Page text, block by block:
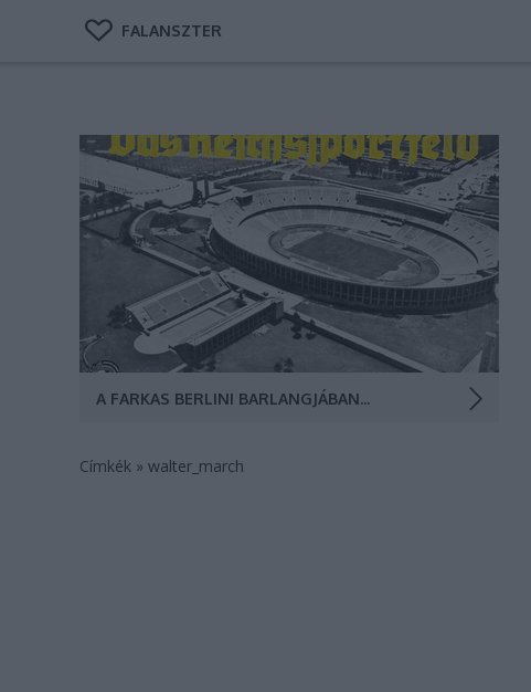
FALANSZTER
A 2012-es londoni Nyári Olimpiai Játékok kapcsán egy
apró sorozatban idézzük fel a diktatúrák (Harmadik
Birodalom, Szovjetunió stb.) által rendezett
sportjátékokat. Az első állomásunk az 1936-os
berlini. Az 1936-os berlini Olimpiai Stadion (Grafika:
Falanszter.blog.hu)
A FARKAS BERLINI BARLANGJÁBAN: A NÁCI OLIMPIA-KOLOSSZUS
Címkék » walter_march